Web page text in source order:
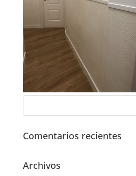
Comentarios recientes
Archivos